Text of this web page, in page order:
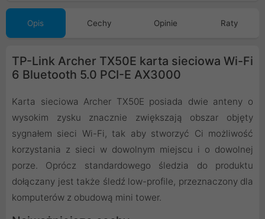
Opis Cechy Opinie Raty
TP-Link Archer TX50E karta sieciowa Wi-Fi
6 Bluetooth 5.0 PCI-E AX3000
Karta sieciowa Archer TX50E posiada dwie anteny o
wysokim zysku znacznie zwiększają obszar objęty
sygnałem sieci Wi-Fi, tak aby stworzyć Ci możliwość
korzystania z sieci w dowolnym miejscu i o dowolnej
porze. Oprócz standardowego śledzia do produktu
dołączany jest także śledź low-profile, przeznaczony dla
komputerów z obudową mini tower.